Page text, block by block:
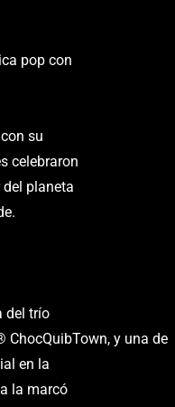
pop con
su
celebraron
planeta
del trío
y una de
en la
la marcó